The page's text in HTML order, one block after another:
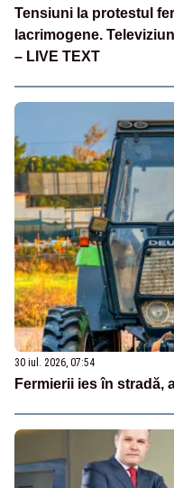
Tensiuni la protestul
lacrimogene.
– LIVE TEXT
30 iul. 2026, 07:54
Fermierii ies în stradă,